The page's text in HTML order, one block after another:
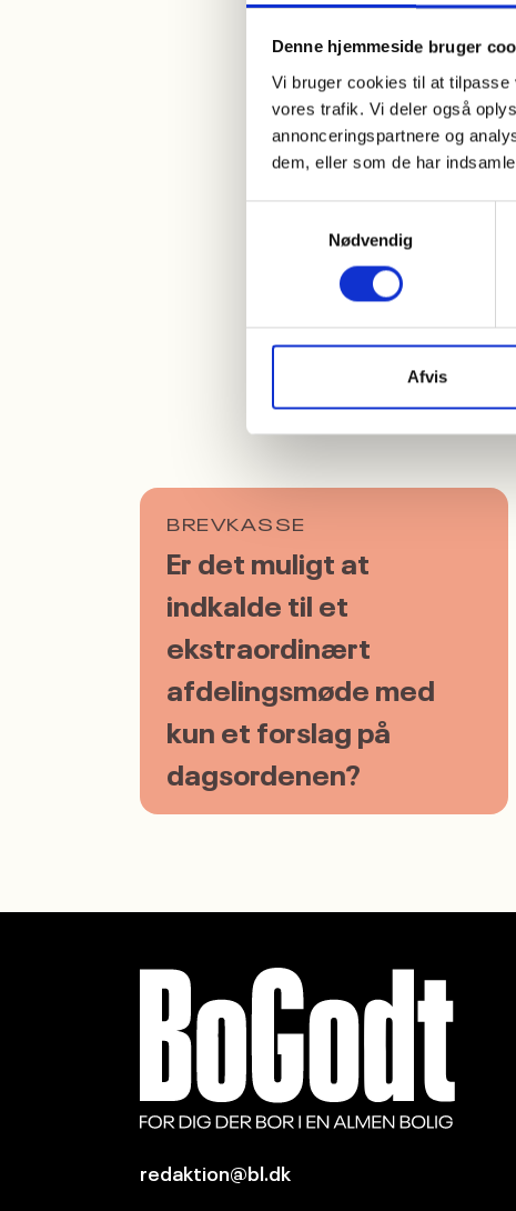
Denne hjemmeside bruger
Vi bruger cookies til at
vores trafik. Vi deler også
annonceringspartnere og
dem, eller som de har
Nødvendig
Afvis
Har du
redaktion@bl.dk